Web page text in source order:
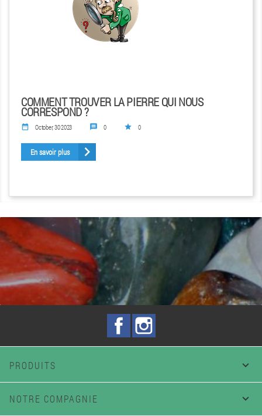
COMMENT TROUVER LA PIERRE QUI NOUS
CORRESPOND ?
date_range October, 30 2023 message 0 star 0
En savoir plus keyboard_arrow_right
Facebook
PRODUITS 
NOTRE COMPAGNIE 